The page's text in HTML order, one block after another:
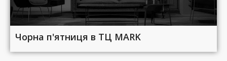
Чорна п'ятниця в ТЦ MARK